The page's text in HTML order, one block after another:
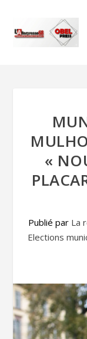
«
Publié par La
Elections